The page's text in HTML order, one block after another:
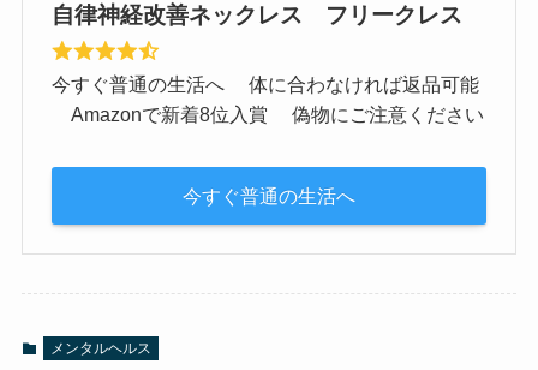
自律神経改善ネックレス フリークレス
今すぐ普通の生活へ 体に合わなければ返品可能
Amazonで新着8位入賞 偽物にご注意ください
今すぐ普通の生活へ
メンタルヘルス